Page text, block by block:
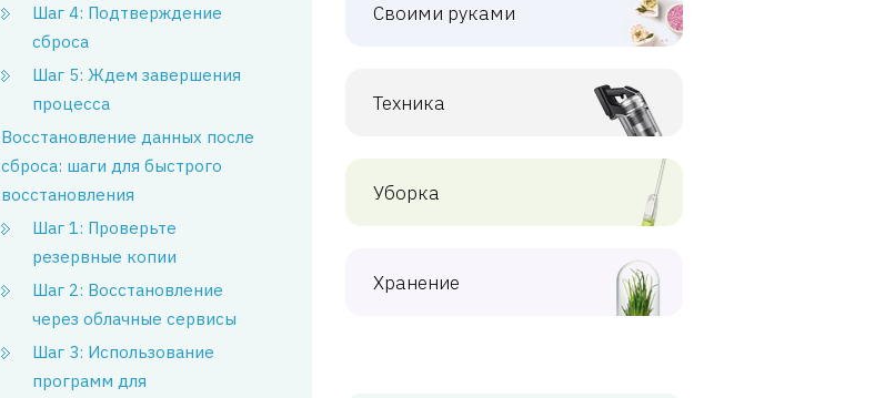
Шаг 4: Подтверждение
сброса
Шаг 5: Ждем завершения
процесса
Восстановление данных после
сброса: шаги для быстрого
восстановления
Шаг 1: Проверьте
резервные копии
Шаг 2: Восстановление
через облачные сервисы
Шаг 3: Использование
программ для
Своими руками
Техника
Уборка
Хранение